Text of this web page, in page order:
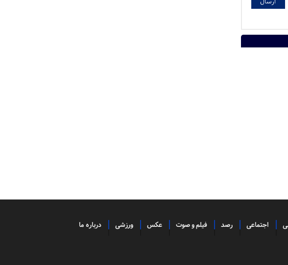
اجتماعی رصد فیلم و صوت عکس ورزشی درباره ما